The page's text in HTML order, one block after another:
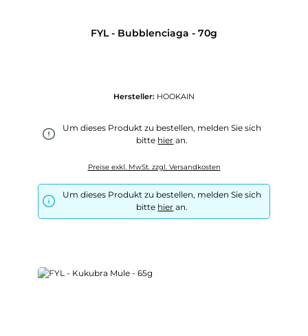
FYL - Bubblenciaga - 70g
Hersteller: HOOKAIN
Um dieses Produkt zu bestellen, melden Sie sich
bitte hier an.
Preise exkl. MwSt. zzgl. Versandkosten
Um dieses Produkt zu bestellen, melden Sie sich
bitte hier an.